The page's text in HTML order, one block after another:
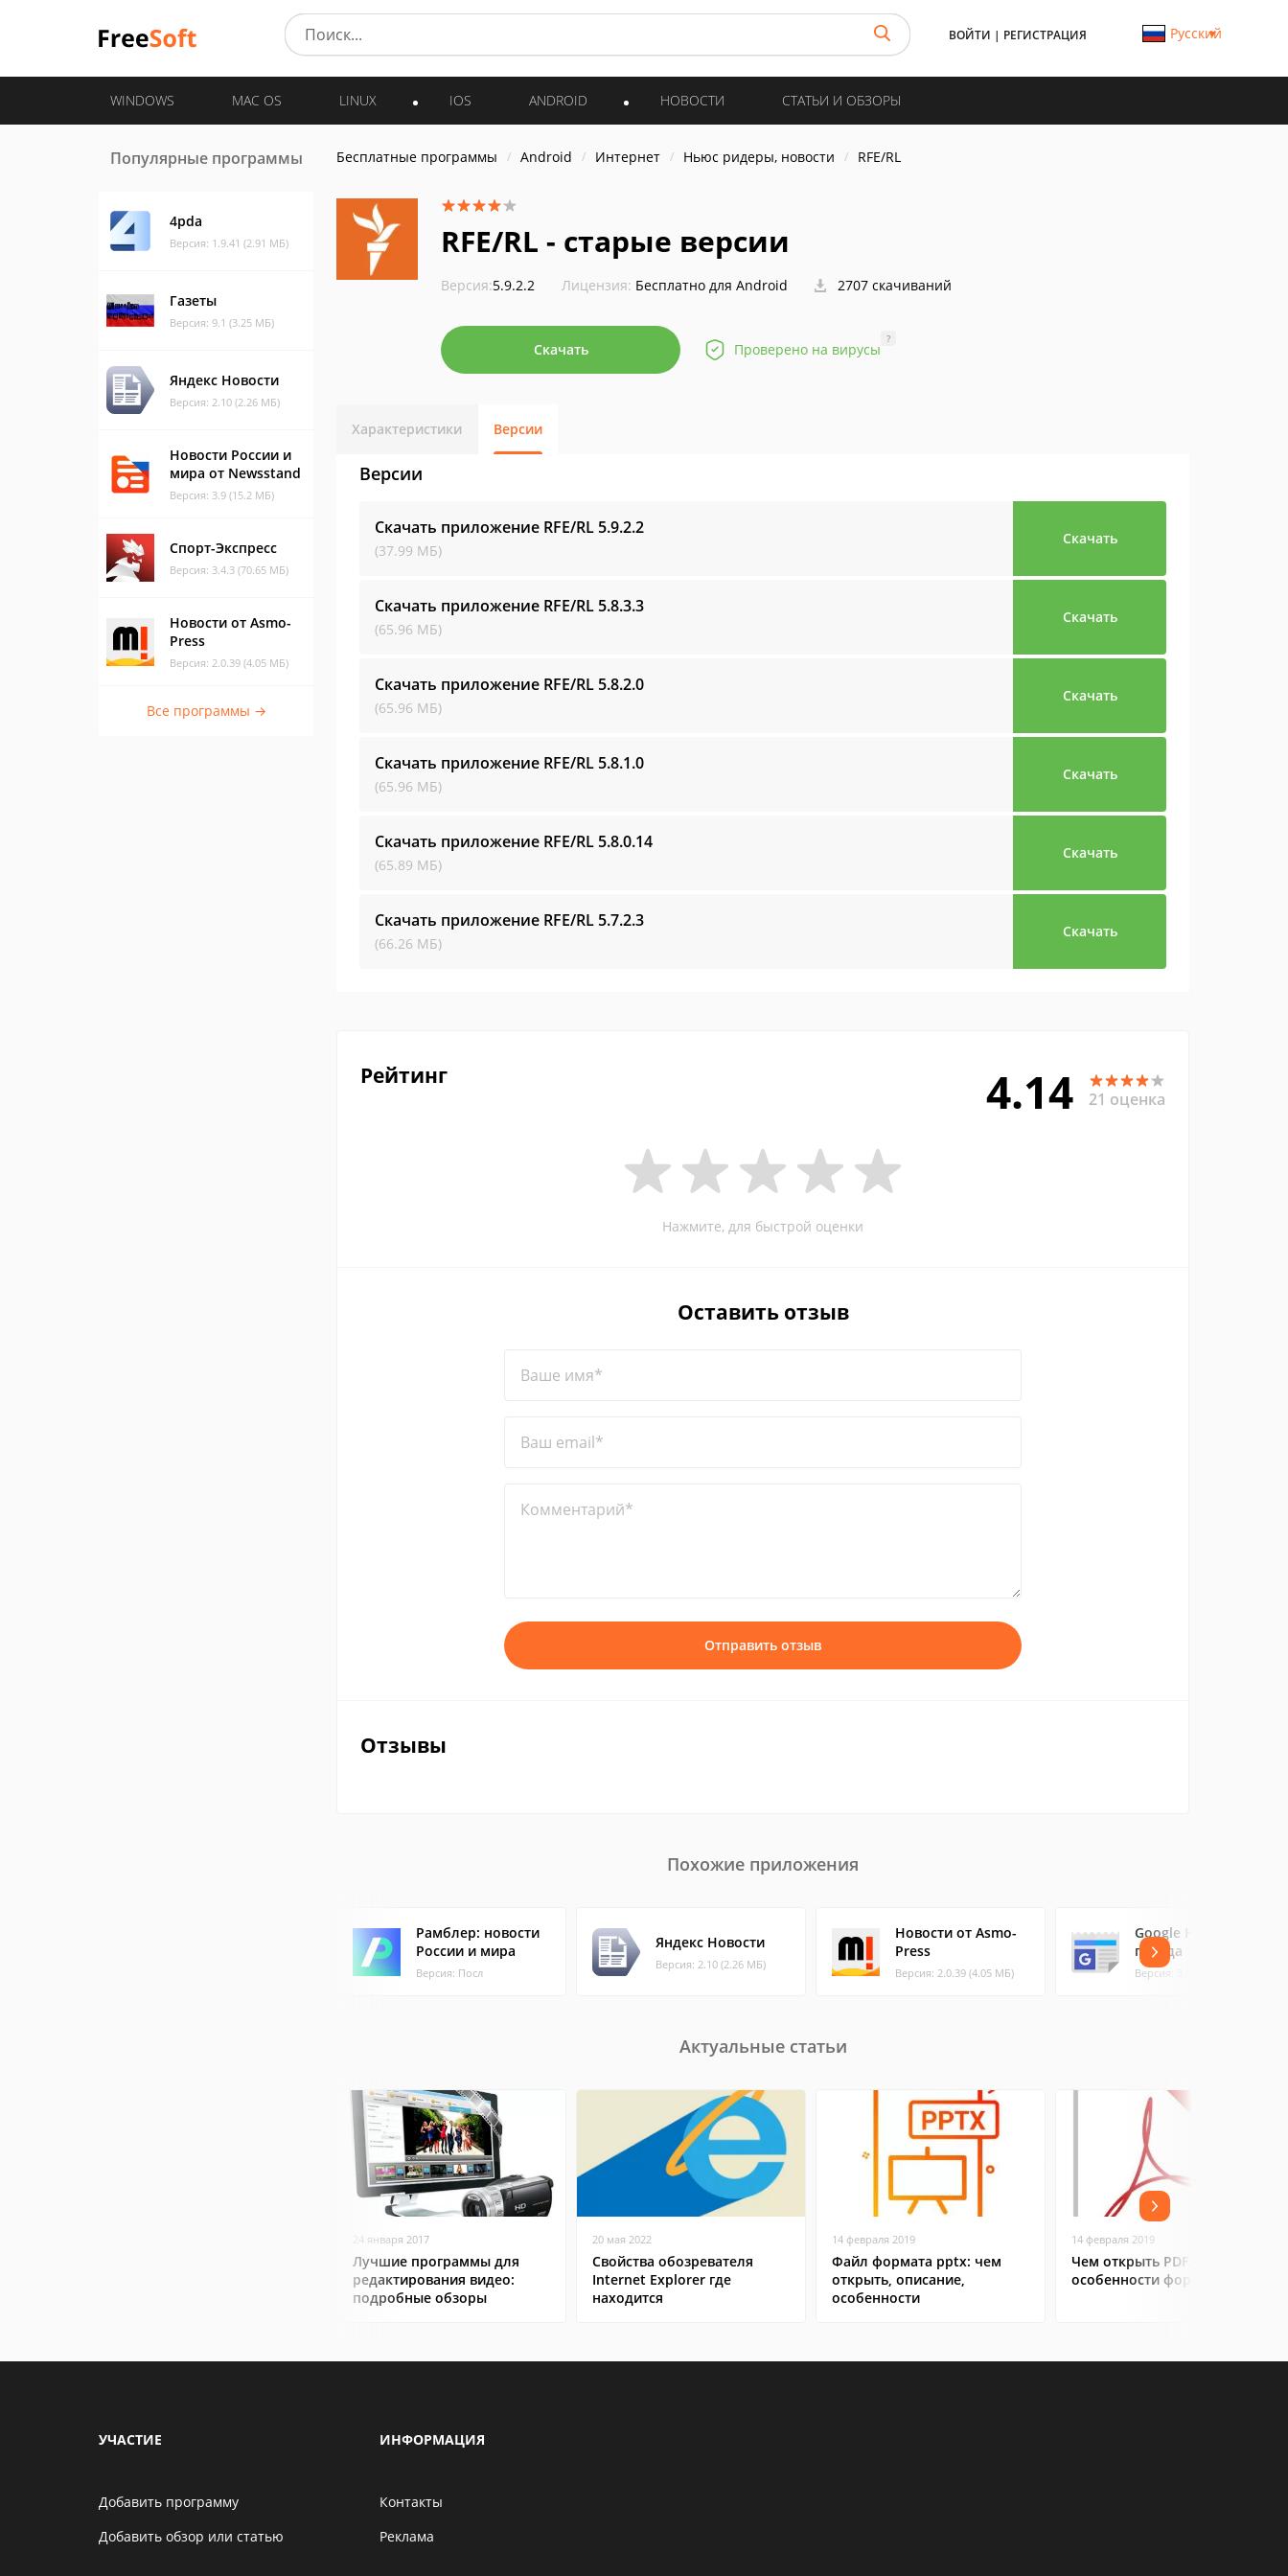
ВОЙТИ | РЕГИСТРАЦИЯ Русский
WINDOWS MAC OS LINUX IOS ANDROID НОВОСТИ СТАТЬИ И ОБЗОРЫ
Популярные программы
4pda
Версия: 1.9.41 (2.91 МБ)
Газеты
Версия: 9.1 (3.25 МБ)
Яндекс Новости
Версия: 2.10 (2.26 МБ)
Новости России и
мира от Newsstand
Версия: 3.9 (15.2 МБ)
Спорт-Экспресс
Версия: 3.4.3 (70.65 МБ)
Новости от Asmo-
Press
Версия: 2.0.39 (4.05 МБ)
Все программы →
Бесплатные программы Android Интернет Ньюс ридеры, новости RFE/RL
RFE/RL - старые версии
Версия:5.9.2.2 Лицензия: Бесплатно для Android 2707 скачиваний
Скачать Проверено на вирусы
?
Характеристики Версии
Версии
Скачать приложение RFE/RL 5.9.2.2
(37.99 МБ)
Скачать
Скачать приложение RFE/RL 5.8.3.3
(65.96 МБ)
Скачать
Скачать приложение RFE/RL 5.8.2.0
(65.96 МБ)
Скачать
Скачать приложение RFE/RL 5.8.1.0
(65.96 МБ)
Скачать
Скачать приложение RFE/RL 5.8.0.14
(65.89 МБ)
Скачать
Скачать приложение RFE/RL 5.7.2.3
(66.26 МБ)
Скачать
Рейтинг 4.14 21 оценка
Нажмите, для быстрой оценки
Оставить отзыв
Ваше имя*
Ваш email*
Комментарий*
Отправить отзыв
Отзывы
Похожие приложения
Рамблер: новости
России и мира
Версия: Посл
Яндекс Новости
Версия: 2.10 (2.26 МБ)
Новости от Asmo-
Press
Версия: 2.0.39 (4.05 МБ)
Google Новости и
погода
Версия: 3.5.3 (1 (6.86 МБ)
Актуальные статьи
24 января 2017
Лучшие программы для
редактирования видео:
подробные обзоры
20 мая 2022
Свойства обозревателя
Internet Explorer где
находится
14 февраля 2019
Файл формата pptx: чем
открыть, описание,
особенности
14 февраля 2019
Чем открыть PDF:
особенности формата
УЧАСТИЕ
Добавить программу
Добавить обзор или статью
ИНФОРМАЦИЯ
Контакты
Реклама